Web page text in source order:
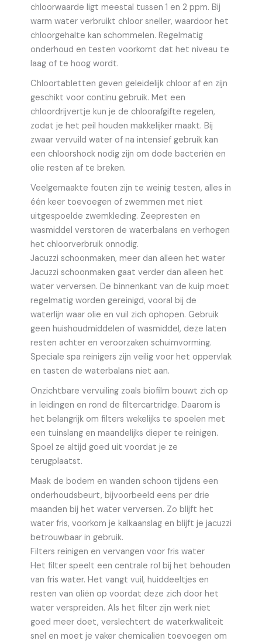
chloorwaarde ligt meestal tussen 1 en 2 ppm. Bij
warm water verbruikt chloor sneller, waardoor het
chloorgehalte kan schommelen. Regelmatig
onderhoud en testen voorkomt dat het niveau te
laag of te hoog wordt.
Chloortabletten geven geleidelijk chloor af en zijn
geschikt voor continu gebruik. Met een
chloordrijvertje kun je de chloorafgifte regelen,
zodat je het peil houden makkelijker maakt. Bij
zwaar vervuild water of na intensief gebruik kan
een chloorshock nodig zijn om dode bacteriën en
olie resten af te breken.
Veelgemaakte fouten zijn te weinig testen, alles in
één keer toevoegen of zwemmen met niet
uitgespoelde zwemkleding. Zeepresten en
wasmiddel verstoren de waterbalans en verhogen
het chloorverbruik onnodig.
Jacuzzi schoonmaken, meer dan alleen het water
Jacuzzi schoonmaken gaat verder dan alleen het
water verversen. De binnenkant van de kuip moet
regelmatig worden gereinigd, vooral bij de
waterlijn waar olie en vuil zich ophopen. Gebruik
geen huishoudmiddelen of wasmiddel, deze laten
resten achter en veroorzaken schuimvorming.
Speciale spa reinigers zijn veilig voor het oppervlak
en tasten de waterbalans niet aan.
Onzichtbare vervuiling zoals biofilm bouwt zich op
in leidingen en rond de filtercartridge. Daarom is
het belangrijk om filters wekelijks te spoelen met
een tuinslang en maandelijks dieper te reinigen.
Spoel ze altijd goed uit voordat je ze
terugplaatst.
Maak de bodem en wanden schoon tijdens een
onderhoudsbeurt, bijvoorbeeld eens per drie
maanden bij het water verversen. Zo blijft het
water fris, voorkom je kalkaanslag en blijft je jacuzzi
betrouwbaar in gebruik.
Filters reinigen en vervangen voor fris water
Het filter speelt een centrale rol bij het behouden
van fris water. Het vangt vuil, huiddeeltjes en
resten van oliën op voordat deze zich door het
water verspreiden. Als het filter zijn werk niet
goed meer doet, verslechtert de waterkwaliteit
snel en moet je vaker chemicaliën toevoegen om